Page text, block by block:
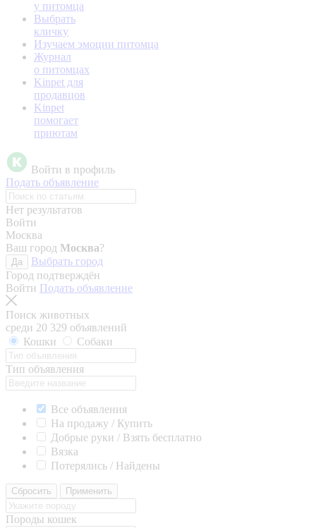
у питомца
Выбрать
кличку
Изучаем эмоции питомца
Журнал
о питомцах
Kinpet для
продавцов
Kinpet
помогает
приютам
Войти в профиль
Подать объявление
Нет результатов
Войти
Москва
Ваш город Москва?
Да
Выбрать город
Город подтверждён
Войти Подать объявление
Поиск животных
среди 20 329 объявлений
Кошки
Собаки
Тип объявления
Все объявления
На продажу / Купить
Добрые руки / Взять бесплатно
Вязка
Потерялись / Найдены
Сбросить Применить
Породы кошек